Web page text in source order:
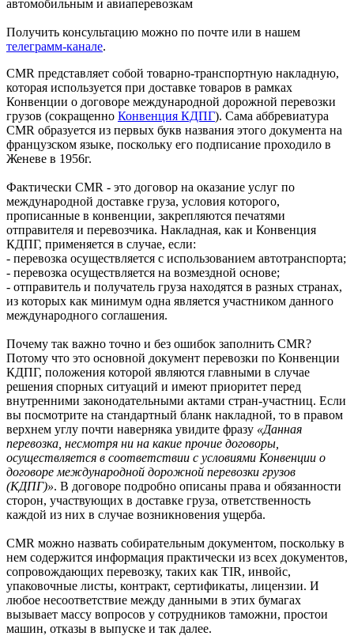
автомобильным и авиаперевозкам
Получить консультацию можно по почте или в нашем
телеграмм-канале.
CMR представляет собой товарно-транспортную накладную,
которая используется при доставке товаров в рамках
Конвенции о договоре международной дорожной перевозки
грузов (сокращенно Конвенция КДПГ). Сама аббревиатура
CMR образуется из первых букв названия этого документа на
французском языке, поскольку его подписание проходило в
Женеве в 1956г.
Фактически CMR - это договор на оказание услуг по
международной доставке груза, условия которого,
прописанные в конвенции, закрепляются печатями
отправителя и перевозчика. Накладная, как и Конвенция
КДПГ, применяется в случае, если:
- перевозка осуществляется с использованием автотранспорта;
- перевозка осуществляется на возмездной основе;
- отправитель и получатель груза находятся в разных странах,
из которых как минимум одна является участником данного
международного соглашения.
Почему так важно точно и без ошибок заполнить CMR?
Потому что это основной документ перевозки по Конвенции
КДПГ, положения которой являются главными в случае
решения спорных ситуаций и имеют приоритет перед
внутренними законодательными актами стран-участниц. Если
вы посмотрите на стандартный бланк накладной, то в правом
верхнем углу почти наверняка увидите фразу «Данная
перевозка, несмотря ни на какие прочие договоры,
осуществляется в соответствии с условиями Конвенции о
договоре международной дорожной перевозки грузов
(КДПГ)». В договоре подробно описаны права и обязанности
сторон, участвующих в доставке груза, ответственность
каждой из них в случае возникновения ущерба.
CMR можно назвать собирательным документом, поскольку в
нем содержится информация практически из всех документов,
сопровождающих перевозку, таких как TIR, инвойс,
упаковочные листы, контракт, сертификаты, лицензии. И
любое несоответствие между данными в этих бумагах
вызывает массу вопросов у сотрудников таможни, простои
машин, отказы в выпуске и так далее.